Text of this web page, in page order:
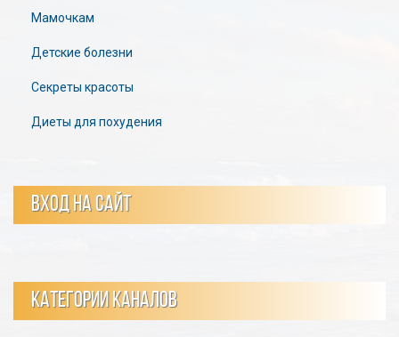
Мамочкам
Детские болезни
Секреты красоты
Диеты для похудения
ВХОД НА САЙТ
КАТЕГОРИИ КАНАЛОВ